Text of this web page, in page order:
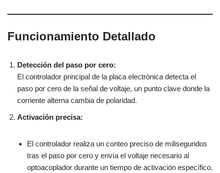
Funcionamiento Detallado
Detección del paso por cero:
El controlador principal de la placa electrónica detecta el
paso por cero de la señal de voltaje, un punto clave donde la
corriente alterna cambia de polaridad.
Activación precisa:
El controlador realiza un conteo preciso de milisegundos
tras el paso por cero y envía el voltaje necesario al
optoacoplador durante un tiempo de activación específico.